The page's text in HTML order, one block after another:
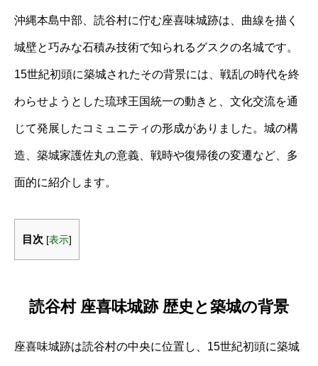
沖縄本島中部、読谷村に佇む座喜味城跡は、曲線を描く
城壁と巧みな石積み技術で知られるグスクの名城です。
15世紀初頭に築城されたその背景には、戦乱の時代を終
わらせようとした琉球王国統一の動きと、文化交流を通
じて発展したコミュニティの形成がありました。城の構
造、築城家護佐丸の意義、戦時や復帰後の変遷など、多
面的に紹介します。
目次 [表示]
読谷村 座喜味城跡 歴史と築城の背景
座喜味城跡は読谷村の中央に位置し、15世紀初頭に築城